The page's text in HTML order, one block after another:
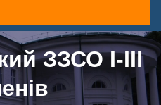
ЗЗСО І-ІІІ